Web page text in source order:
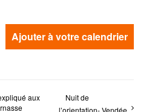
Ajouter à votre calendrier
aux
Nuit de
l’orientation- Vendée